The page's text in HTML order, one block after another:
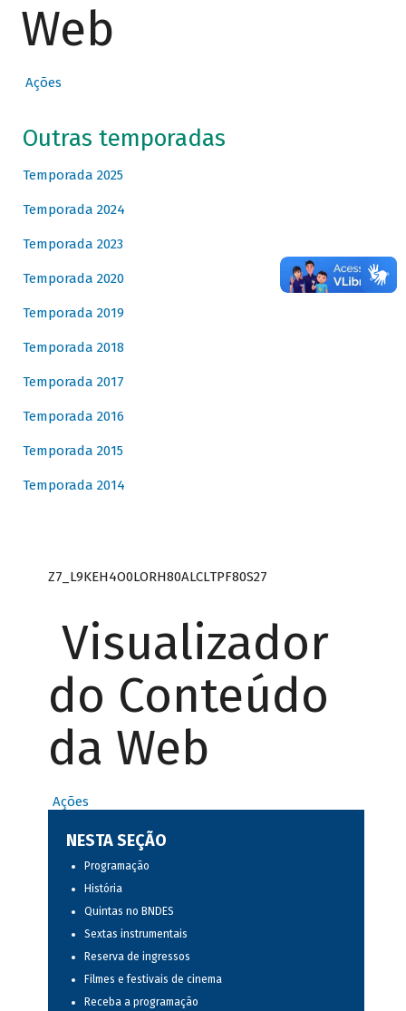
Web
Ações
Outras temporadas
Temporada 2025
Temporada 2024
Temporada 2023
Temporada 2020
Temporada 2019
Temporada 2018
Temporada 2017
Temporada 2016
Temporada 2015
Temporada 2014
Z7_L9KEH4O0LORH80ALCLTPF80S27
Visualizador
do Conteúdo
da Web
Ações
NESTA SEÇÃO
Programação
História
Quintas no BNDES
Sextas instrumentais
Reserva de ingressos
Filmes e festivais de cinema
Receba a programação